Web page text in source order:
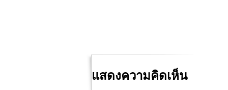
แสดงความคิดเห็น